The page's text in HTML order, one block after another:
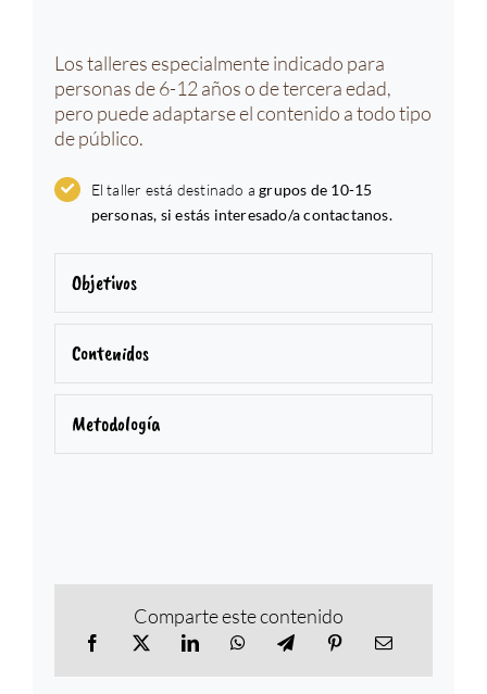
Los talleres especialmente indicado para
personas de 6-12 años o de tercera edad,
pero puede adaptarse el contenido a todo tipo
de público.
El taller está destinado agrupos de 10-15
personas, si estás interesado/a contactanos.
Objetivos
Contenidos
Metodología
Comparte este contenido